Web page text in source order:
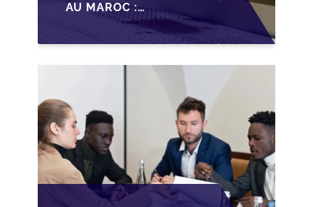
AU MAROC :
PRÉPARATIONS CLÉS
POUR LES